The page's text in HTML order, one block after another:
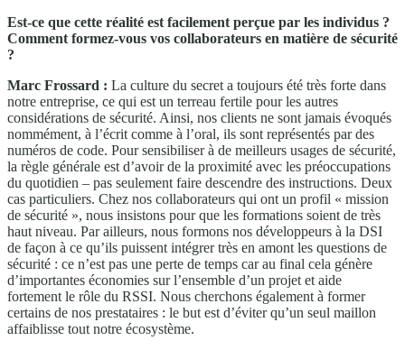
Est-ce que cette réalité est facilement perçue par les individus ?
Comment formez-vous vos collaborateurs en matière de sécurité
?
Marc Frossard : La culture du secret a toujours été très forte dans
notre entreprise, ce qui est un terreau fertile pour les autres
considérations de sécurité. Ainsi, nos clients ne sont jamais évoqués
nommément, à l’écrit comme à l’oral, ils sont représentés par des
numéros de code. Pour sensibiliser à de meilleurs usages de sécurité,
la règle générale est d’avoir de la proximité avec les préoccupations
du quotidien – pas seulement faire descendre des instructions. Deux
cas particuliers. Chez nos collaborateurs qui ont un profil « mission
de sécurité », nous insistons pour que les formations soient de très
haut niveau. Par ailleurs, nous formons nos développeurs à la DSI
de façon à ce qu’ils puissent intégrer très en amont les questions de
sécurité : ce n’est pas une perte de temps car au final cela génère
d’importantes économies sur l’ensemble d’un projet et aide
fortement le rôle du RSSI. Nous cherchons également à former
certains de nos prestataires : le but est d’éviter qu’un seul maillon
affaiblisse tout notre écosystème.